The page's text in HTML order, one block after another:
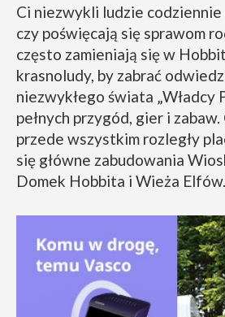
Ci niezwykli ludzie codziennie
czy poświęcają się sprawom
często zamieniają się w
krasnoludy, by zabrać
niezwykłego świata „Władcy
pełnych przygód, gier i
przede wszystkim rozległy
się główne zabudowania
Domek Hobbita i Wieża Elfów.